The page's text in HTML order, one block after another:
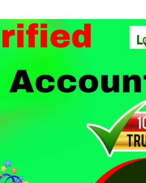
báo exploit mới trên LND có thể
cần cập nhật ngay. XRP
giá 530 triệu USD.
cao khi Funding Rate BTC chỉ ở
hạn nhưng cần chờ xác nhận
thời gian của Vlike.vn!
#xrpledger